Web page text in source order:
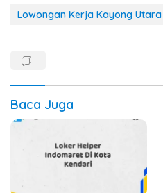
Lowongan Kerja Kayong Utara
Baca Juga